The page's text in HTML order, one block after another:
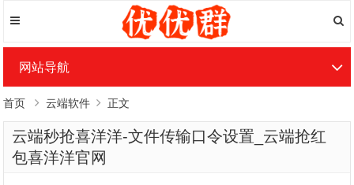
网站导航
首页 云端软件 正文
云端秒抢喜洋洋-文件传输口令设置_云端抢红
包喜洋洋官网